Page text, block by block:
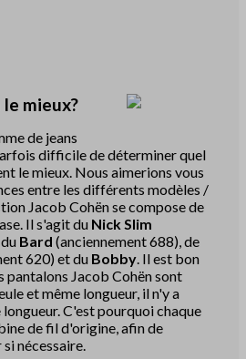
mieux?
de jeans
difficile de déterminer quel
le mieux. Nous aimerions vous
entre les différents modèles /
Jacob Cohën se compose de
Il s'agit du Nick Slim
Bard (anciennement 688), de
620) et du Bobby. Il est bon
pantalons Jacob Cohën sont
et même longueur, il n'y a
C'est pourquoi chaque
de fil d'origine, afin de
nécessaire.